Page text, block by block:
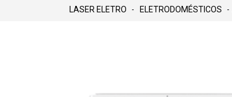
ELETRODOMÉSTICOS